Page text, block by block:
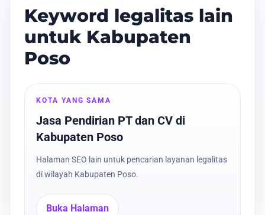
Keyword legalitas lain
untuk Kabupaten
Poso
KOTA YANG SAMA
Jasa Pendirian PT dan CV di
Kabupaten Poso
Halaman SEO lain untuk pencarian layanan legalitas
di wilayah Kabupaten Poso.
Buka Halaman